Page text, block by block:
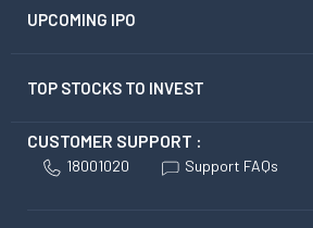
UPCOMING IPO
TOP STOCKS TO INVEST
CUSTOMER SUPPORT :
18001020 Support FAQs